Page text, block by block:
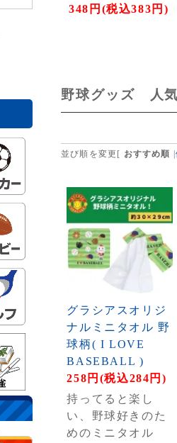
348円(税込383円)
野球グッズ 人
並び順を変更 [ おすすめ順 |
グラシアスオリジ
ナルミニタオル 野
球柄( I LOVE
BASEBALL )
258円(税込284円)
持ってると楽し
い、野球好きのた
めのミニタオル